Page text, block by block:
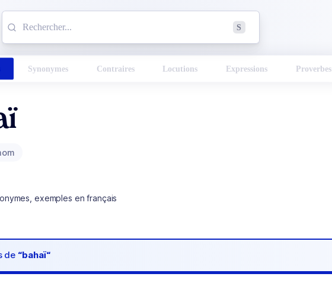
S
Synonymes Contraires Locutions Expressions Proverbes
exemples en français
de “bahaï“